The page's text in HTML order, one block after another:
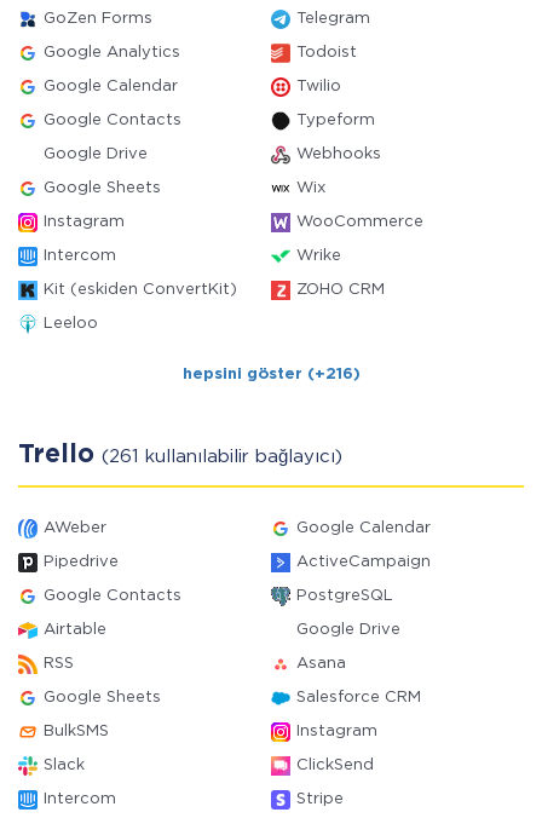
GoZen Forms Telegram
Google Analytics Todoist
Google Calendar Twilio
Google Contacts Typeform
Google Drive Webhooks
Google Sheets Wix
Instagram WooCommerce
Intercom Wrike
Kit (eskiden ConvertKit) ZOHO CRM
Leeloo
hepsini göster (+216)
Trello (261 kullanılabilir bağlayıcı)
AWeber Google Calendar
Pipedrive ActiveCampaign
Google Contacts PostgreSQL
Airtable Google Drive
RSS Asana
Google Sheets Salesforce CRM
BulkSMS Instagram
Slack ClickSend
Intercom Stripe